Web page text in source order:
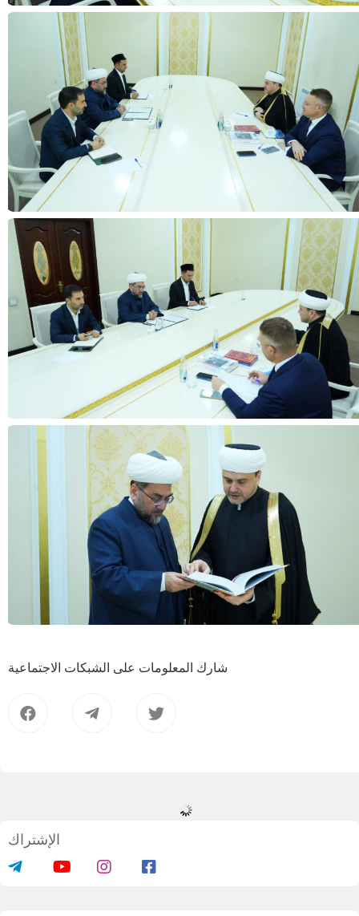
شارك المعلومات على الشبكات الاجتماعية
الإشتراك